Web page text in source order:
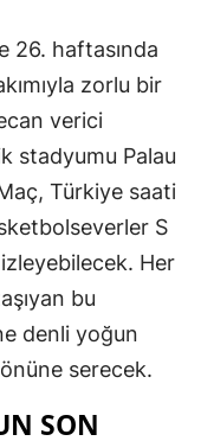
26. haftasında
zorlu bir
verici
stadyumu Palau
Türkiye saati
S
Her
bu
denli yoğun
serecek.
SON